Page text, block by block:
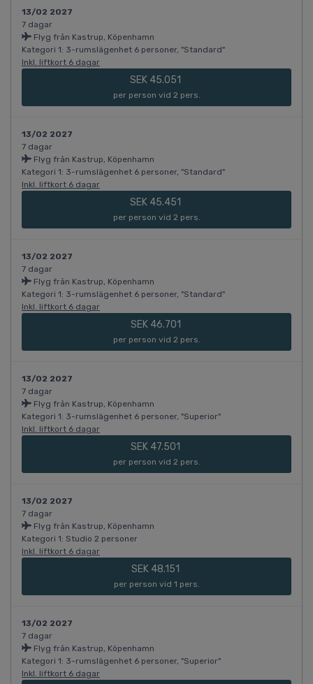
13/02 2027
7 dagar
Flyg från Kastrup, Köpenhamn
Kategori 1: 3-rumslägenhet 6 personer, "Standard"
Inkl. liftkort 6 dagar
SEK 45.051
per person vid 2 pers.
13/02 2027
7 dagar
Flyg från Kastrup, Köpenhamn
Kategori 1: 3-rumslägenhet 6 personer, "Standard"
Inkl. liftkort 6 dagar
SEK 45.451
per person vid 2 pers.
13/02 2027
7 dagar
Flyg från Kastrup, Köpenhamn
Kategori 1: 3-rumslägenhet 6 personer, "Standard"
Inkl. liftkort 6 dagar
SEK 46.701
per person vid 2 pers.
13/02 2027
7 dagar
Flyg från Kastrup, Köpenhamn
Kategori 1: 3-rumslägenhet 6 personer, "Superior"
Inkl. liftkort 6 dagar
SEK 47.501
per person vid 2 pers.
13/02 2027
7 dagar
Flyg från Kastrup, Köpenhamn
Kategori 1: Studio 2 personer
Inkl. liftkort 6 dagar
SEK 48.151
per person vid 1 pers.
13/02 2027
7 dagar
Flyg från Kastrup, Köpenhamn
Kategori 1: 3-rumslägenhet 6 personer, "Superior"
Inkl. liftkort 6 dagar